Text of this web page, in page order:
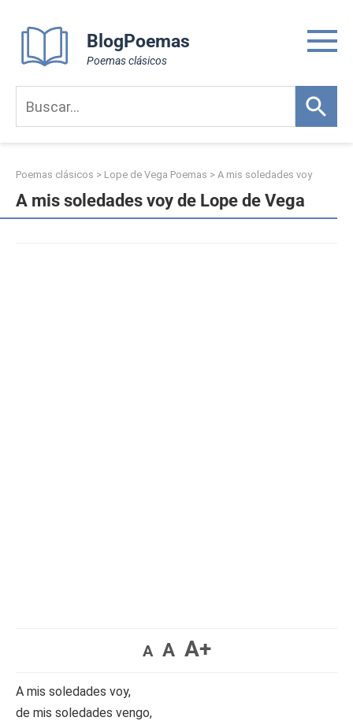
content
BlogPoemas
Poemas clásicos
Poemas clásicos > Lope de Vega Poemas > A mis soledades voy
A mis soledades voy de Lope de Vega
A A A+
A mis soledades voy,
de mis soledades vengo,